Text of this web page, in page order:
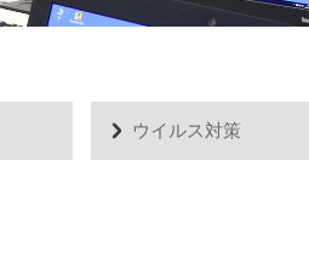
ウイルス対策